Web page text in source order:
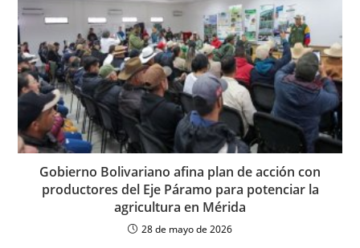
Gobierno Bolivariano afina plan de acción con
productores del Eje Páramo para potenciar la
agricultura en Mérida
28 de mayo de 2026